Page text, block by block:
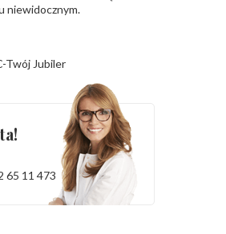
niewidocznym.
Twój Jubiler
65 11 473